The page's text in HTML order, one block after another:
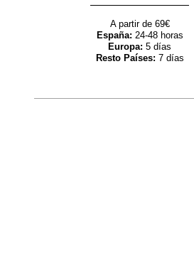
A partir de 69€
España: 24-48 horas
Europa: 5 días
Resto Países: 7 días